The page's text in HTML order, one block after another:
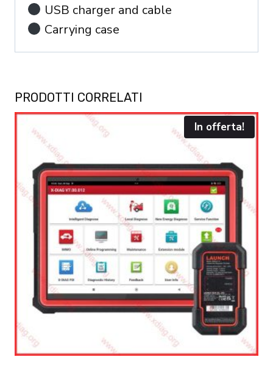
USB charger and cable
Carrying case
PRODOTTI CORRELATI
In offerta!